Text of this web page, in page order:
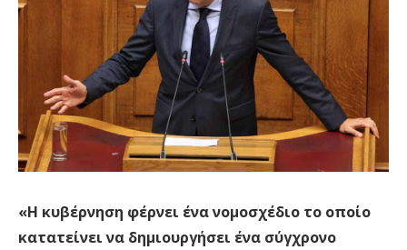
«Η κυβέρνηση φέρνει ένα νομοσχέδιο το οποίο
κατατείνει να δημιουργήσει ένα σύγχρονο